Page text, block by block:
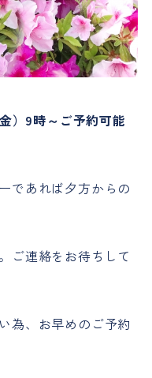
）9時～ご予約可能
であれば夕方からの
ご連絡をお待ちして
為、お早めのご予約